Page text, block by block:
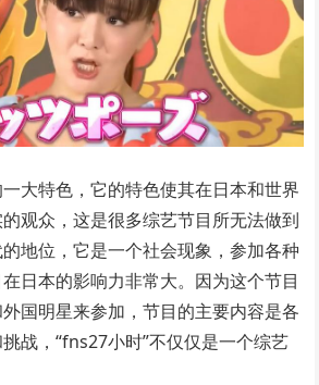
大特色，它的特色使其在日本和世界
观众，这是很多综艺节目所无法做到
地位，它是一个社会现象，参加各种
日本的影响力非常大。因为这个节目
国明星来参加，节目的主要内容是各
战，“fns27小时”不仅仅是一个综艺